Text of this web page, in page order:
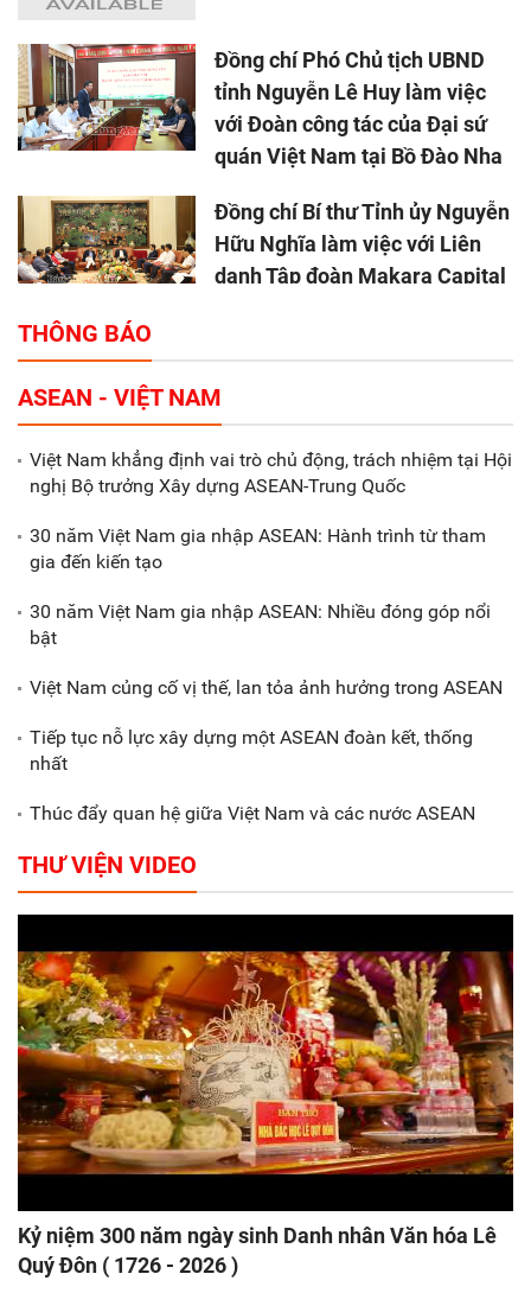
Đồng chí Phó Chủ tịch UBND
tỉnh Nguyễn Lê Huy làm việc
với Đoàn công tác của Đại sứ
quán Việt Nam tại Bồ Đào Nha
Đồng chí Bí thư Tỉnh ủy Nguyễn
Hữu Nghĩa làm việc với Liên
danh Tập đoàn Makara Capital
Tổng thu ngân sách nhà nước 9
tháng đầu năm 2025 đạt trên
70.600 tỷ đồng
Xã Nam Đông Hưng: Gặp mặt,
biểu dương các doanh nghiệp,
Gắn sản xuất với phát triển văn
THÔNG BÁO
ASEAN - VIỆT NAM
Việt Nam khẳng định vai trò chủ động, trách nhiệm tại Hội
nghị Bộ trưởng Xây dựng ASEAN-Trung Quốc
30 năm Việt Nam gia nhập ASEAN: Hành trình từ tham
gia đến kiến tạo
30 năm Việt Nam gia nhập ASEAN: Nhiều đóng góp nổi
bật
Việt Nam củng cố vị thế, lan tỏa ảnh hưởng trong ASEAN
Tiếp tục nỗ lực xây dựng một ASEAN đoàn kết, thống
nhất
Thúc đẩy quan hệ giữa Việt Nam và các nước ASEAN
THƯ VIỆN VIDEO
Kỷ niệm 300 năm ngày sinh Danh nhân Văn hóa Lê
Quý Đôn ( 1726 - 2026 )